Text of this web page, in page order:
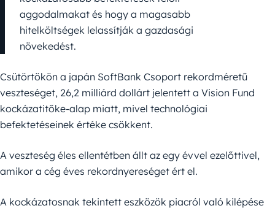
aggodalmakat és hogy a magasabb
hitelköltségek lelassítják a gazdasági
növekedést.
Csütörtökön a japán SoftBank Csoport rekordméretű
veszteséget, 26,2 milliárd dollárt jelentett a Vision Fund
kockázatitőke-alap miatt, mivel technológiai
befektetéseinek értéke csökkent.
A veszteség éles ellentétben állt az egy évvel ezelőttivel,
amikor a cég éves rekordnyereséget ért el.
A kockázatosnak tekintett eszközök piacról való kilépése